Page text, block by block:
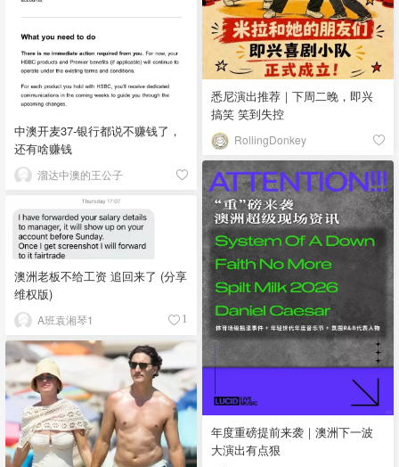
中澳开麦37-银行都说不赚钱了，
还有啥赚钱
溜达中澳的王公子
悉尼演出推荐｜下周二晚，即兴
搞笑 笑到失控
RollingDonkey
年度重磅提前来袭｜澳洲下一波
大演出有点狠
澳洲老板不给工资 追回来了 (分享
维权版)
A班袁湘琴1 1